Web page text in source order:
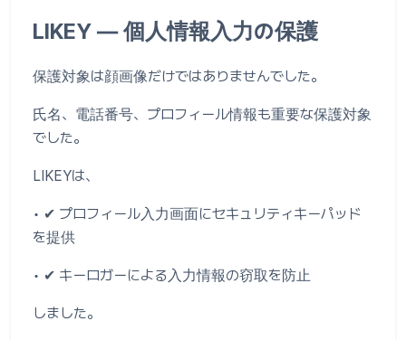
LIKEY ― 個人情報入力の保護
保護対象は顔画像だけではありませんでした。
氏名、電話番号、プロフィール情報も重要な保護対象
でした。
LIKEYは、
• ✔ プロフィール入力画面にセキュリティキーパッド
を提供
• ✔ キーロガーによる入力情報の窃取を防止
しました。